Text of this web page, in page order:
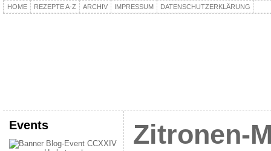
HOME REZEPTE A-Z ARCHIV IMPRESSUM DATENSCHUTZERKLÄRUNG
Events
Zitronen-